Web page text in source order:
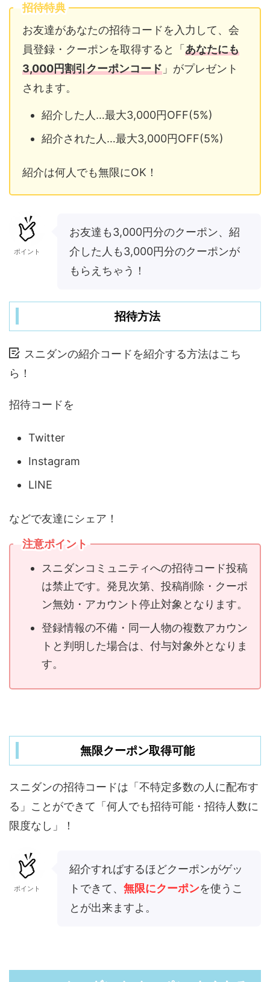
招待特典
お友達があなたの招待コードを入力して、会
員登録・クーポンを取得すると「 あなたにも
3,000円割引クーポンコード 」がプレゼント
されます。
紹介した人…最大3,000円OFF(5%)
紹介された人…最大3,000円OFF(5%)
紹介は何人でも無限にOK！
ポイント
お友達も3,000円分のクーポン、紹
介した人も3,000円分のクーポンが
もらえちゃう！
招待方法
スニダンの紹介コードを紹介する方法はこち
ら！
招待コードを
Twitter
Instagram
LINE
などで友達にシェア！
注意ポイント
スニダンコミュニティへの招待コード投稿
は禁止です。発見次第、投稿削除・クーポ
ン無効・アカウント停止対象となります。
登録情報の不備・同一人物の複数アカウン
トと判明した場合は、付与対象外となりま
す。
無限クーポン取得可能
スニダンの招待コードは「不特定多数の人に配布す
る」ことができて「何人でも招待可能・招待人数に
限度なし」！
ポイント
紹介すればするほどクーポンがゲッ
トできて、 無限にクーポンを使うこ
とが出来ますよ。